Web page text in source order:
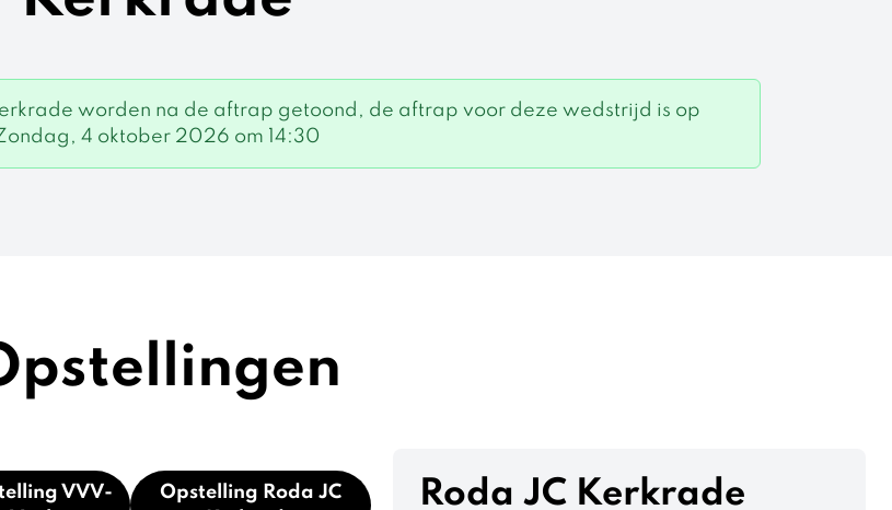
worden na de aftrap getoond, de aftrap voor deze wedstrijd is op
4 oktober 2026 om 14:30
VVV-
Opstelling Roda JC
Roda JC Kerkrade